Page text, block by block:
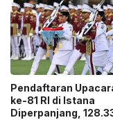
Pendaftaran
ke-81 RI di Istana
Diperpanjang,